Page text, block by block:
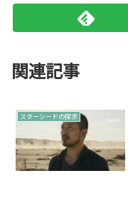
関連記事
スターシードの探求